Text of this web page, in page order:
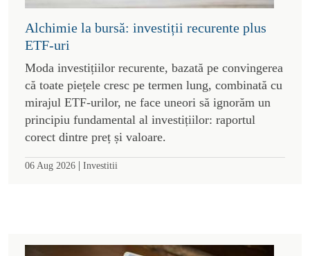
Alchimie la bursă: investiții recurente plus
ETF-uri
Moda investițiilor recurente, bazată pe convingerea
că toate piețele cresc pe termen lung, combinată cu
mirajul ETF-urilor, ne face uneori să ignorăm un
principiu fundamental al investițiilor: raportul
corect dintre preț și valoare.
06 Aug 2026 | Investitii